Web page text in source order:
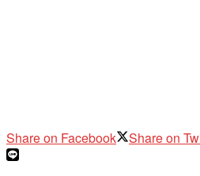
Share on Facebook Share on